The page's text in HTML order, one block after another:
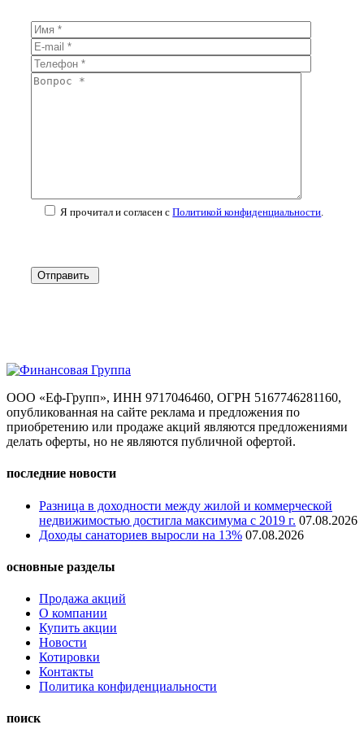
Я прочитал и согласен сПолитикой конфиденциальности.
Отправить
ООО «Еф-Групп», ИНН 9717046460, ОГРН 5167746281160,
опубликованная на сайте реклама и предложения по
приобретению или продаже акций являются предложениями
делать оферты, но не являются публичной офертой.
последние новости
Разница в доходности между жилой и коммерческой
недвижимостью достигла максимума с 2019 г. 07.08.2026
Доходы санаториев выросли на 13% 07.08.2026
основные разделы
Продажа акций
О компании
Купить акции
Новости
Котировки
Контакты
Политика конфиденциальности
поиск